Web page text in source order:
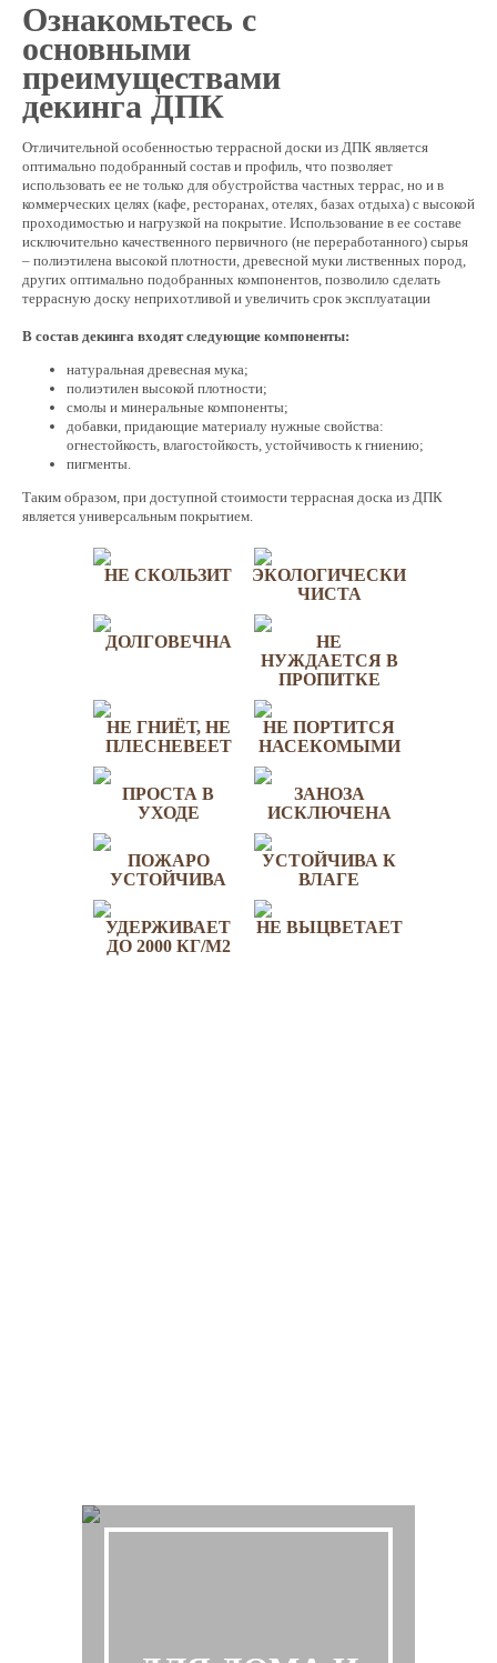
Ознакомьтесь с
основными
преимуществами
декинга ДПК
Отличительной особенностью террасной доски из ДПК является
оптимально подобранный состав и профиль, что позволяет
использовать ее не только для обустройства частных террас, но и в
коммерческих целях (кафе, ресторанах, отелях, базах отдыха) с высокой
проходимостью и нагрузкой на покрытие. Использование в ее составе
исключительно качественного первичного (не переработанного) сырья
– полиэтилена высокой плотности, древесной муки лиственных пород,
других оптимально подобранных компонентов, позволило сделать
террасную доску неприхотливой и увеличить срок эксплуатации
В состав декинга входят следующие компоненты:
натуральная древесная мука;
полиэтилен высокой плотности;
смолы и минеральные компоненты;
добавки, придающие материалу нужные свойства:
огнестойкость, влагостойкость, устойчивость к гниению;
пигменты.
Таким образом, при доступной стоимости террасная доска из ДПК
является универсальным покрытием.
НЕ СКОЛЬЗИТ
ЭКОЛОГИЧЕСКИ
ЧИСТА
ДОЛГОВЕЧНА
НЕ
НУЖДАЕТСЯ В
ПРОПИТКЕ
НЕ ГНИЁТ, НЕ
ПЛЕСНЕВЕЕТ
НЕ ПОРТИТСЯ
НАСЕКОМЫМИ
ПРОСТА В
УХОДЕ
ЗАНОЗА
ИСКЛЮЧЕНА
ПОЖАРО
УСТОЙЧИВА
УСТОЙЧИВА К
ВЛАГЕ
УДЕРЖИВАЕТ
ДО 2000 КГ/М2
НЕ ВЫЦВЕТАЕТ